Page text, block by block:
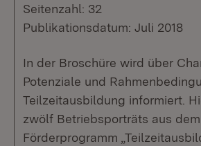
Seitenzahl: 32
Publikationsdatum: Juli 2018
In der Broschüre wird über
Potenziale und
Teilzeitausbildung informiert.
zwölf Betriebsporträts aus dem
Förderprogramm